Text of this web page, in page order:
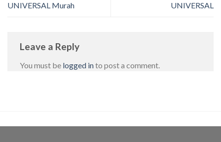
UNIVERSAL Murah
UNIVERSAL
Leave a Reply
You must be logged into post a comment.